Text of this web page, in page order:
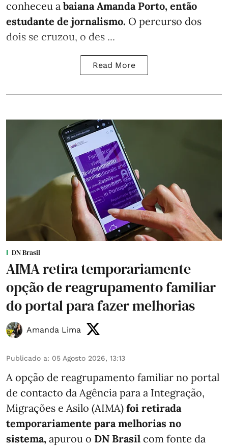
conheceu a baiana Amanda Porto, então
estudante de jornalismo. O percurso dos
dois se cruzou, o des ...
Read More
DN Brasil
AIMA retira temporariamente
opção de reagrupamento familiar
do portal para fazer melhorias
Amanda Lima
Publicado a: 05 Agosto 2026, 13:13
A opção de reagrupamento familiar no portal
de contacto da Agência para a Integração,
Migrações e Asilo (AIMA) foi retirada
temporariamente para melhorias no
sistema, apurou o DN Brasil com fonte da